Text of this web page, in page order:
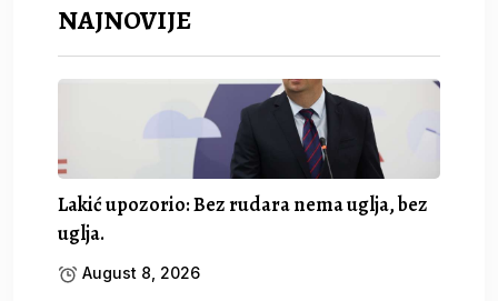
NAJNOVIJE
Lakić upozorio: Bez rudara nema uglja, bez
uglja.
August 8, 2026